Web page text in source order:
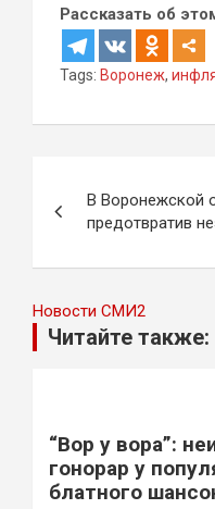
Рассказать об
Tags: Воронеж,
по
записям
В Воронежской
предотвратив
Новости СМИ2
Читайте также:
“Вор у вора”:
гонорар у
блатного